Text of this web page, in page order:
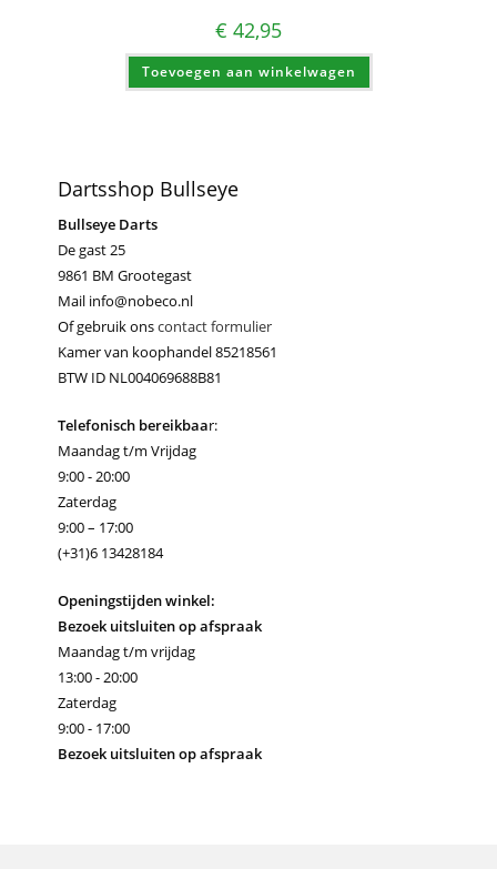
€ 42,95
Toevoegen aan winkelwagen
Dartsshop Bullseye
Bullseye Darts
De gast 25
9861 BM Grootegast
Mail info@nobeco.nl
Of gebruik onscontact formulier
Kamer van koophandel 85218561
BTW ID NL004069688B81
Telefonisch bereikbaar:
Maandag t/m Vrijdag
9:00 - 20:00
Zaterdag
9:00 – 17:00
(+31)6 13428184
Openingstijden winkel:
Bezoek uitsluiten op afspraak
Maandag t/m vrijdag
13:00 - 20:00
Zaterdag
9:00 - 17:00
Bezoek uitsluiten op afspraak